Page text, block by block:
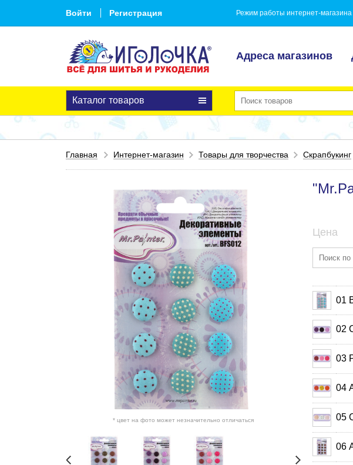
Войти Регистрация Режим работы интернет-
Адреса магазинов
Каталог товаров
Главная Интернет-магазин Товары для творчества Скрапбукинг
* цвет на фото может незначительно отличаться
Цена
01
02
03
04
05
06